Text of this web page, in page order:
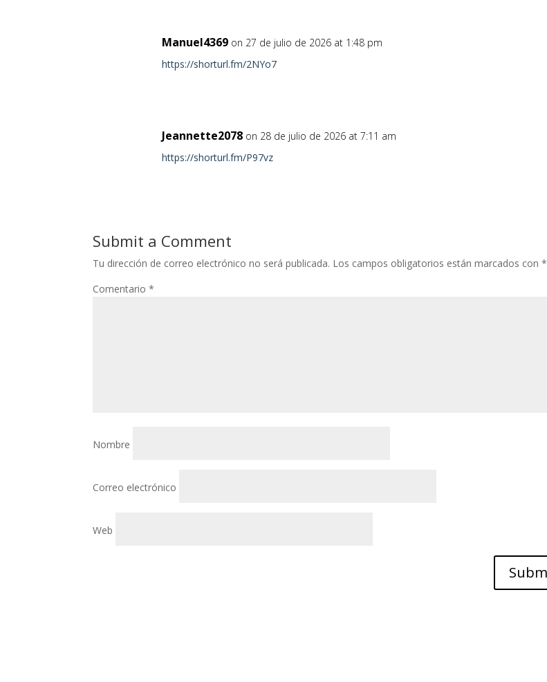
Manuel4369 on 27 de julio de 2026 at 1:48 pm
https://shorturl.fm/2NYo7
Jeannette2078 on 28 de julio de 2026 at 7:11 am
https://shorturl.fm/P97vz
Submit a Comment
Tu dirección de correo electrónico no será publicada. Los campos obligatorios están marcados con*
Comentario*
Nombre
Correo electrónico
Web